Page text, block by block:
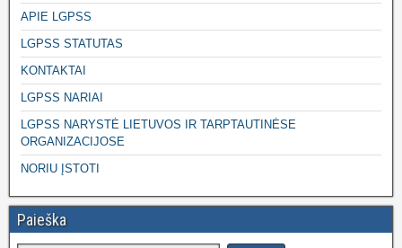
APIE LGPSS
LGPSS STATUTAS
KONTAKTAI
LGPSS NARIAI
LGPSS NARYSTĖ LIETUVOS IR TARPTAUTINĖSE
ORGANIZACIJOSE
NORIU ĮSTOTI
Paieška